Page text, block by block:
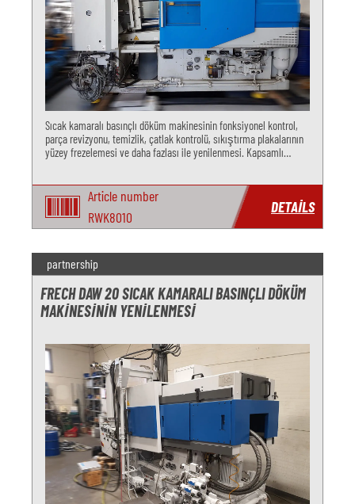
Sıcak kamaralı basınçlı döküm makinesinin fonksiyonel kontrol,
parça revizyonu, temizlik, çatlak kontrolü, sıkıştırma plakalarının
yüzey frezelemesi ve daha fazlası ile yenilenmesi. Kapsamlı
Article number
RWK8010
DETAILS
partnership
FRECH DAW 20 SICAK KAMARALI BASINÇLI DÖKÜM
MAKINESININ YENILENMESI